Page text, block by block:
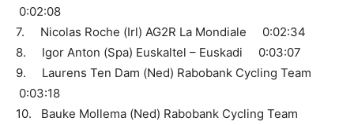
0:02:08
7. Nicolas Roche (Irl) AG2R La Mondiale 0:02:34
8. Igor Anton (Spa) Euskaltel – Euskadi 0:03:07
9. Laurens Ten Dam (Ned) Rabobank Cycling Team
0:03:18
10. Bauke Mollema (Ned) Rabobank Cycling Team